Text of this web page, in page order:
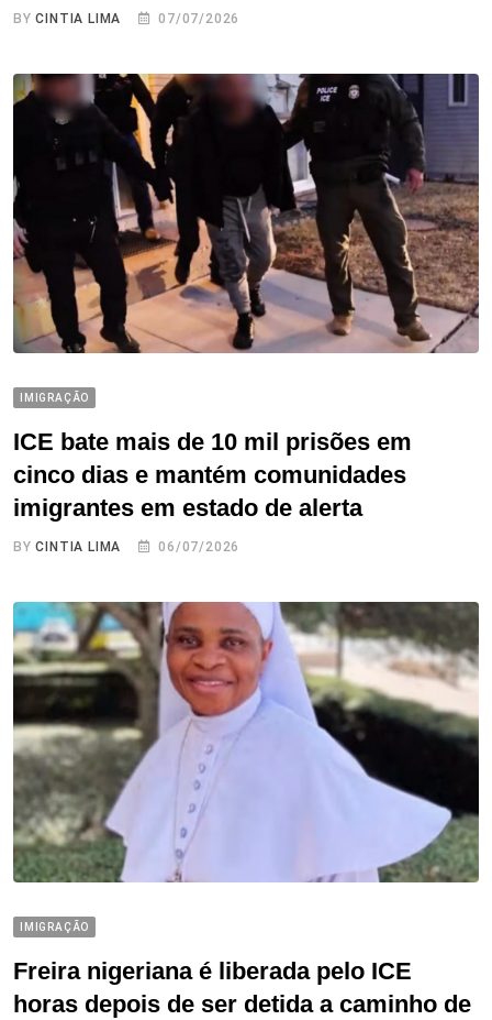
BYCINTIA LIMA 07/07/2026
IMIGRAÇÃO
ICE bate mais de 10 mil prisões em
cinco dias e mantém comunidades
imigrantes em estado de alerta
BYCINTIA LIMA 06/07/2026
IMIGRAÇÃO
Freira nigeriana é liberada pelo ICE
horas depois de ser detida a caminho de